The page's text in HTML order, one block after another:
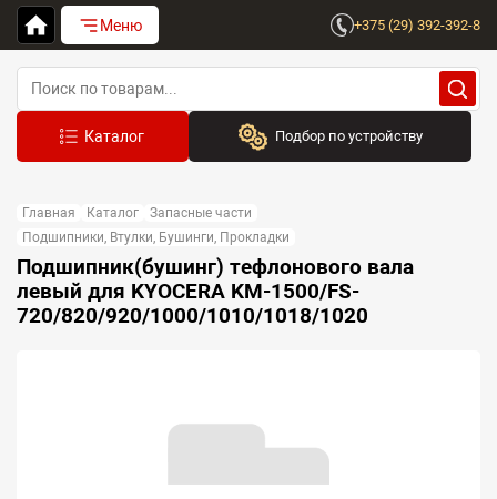
Меню +375 (29) 392-392-8
Подбор по устройству
Выберите бренд
Устройство:
Сначала выберите бренд
Главная Каталог
Запасные части
Подшипники, Втулки, Бушинги, Прокладки
Подшипник(бушинг) тефлонового вала
левый для KYOCERA KM-1500/FS-
720/820/920/1000/1010/1018/1020